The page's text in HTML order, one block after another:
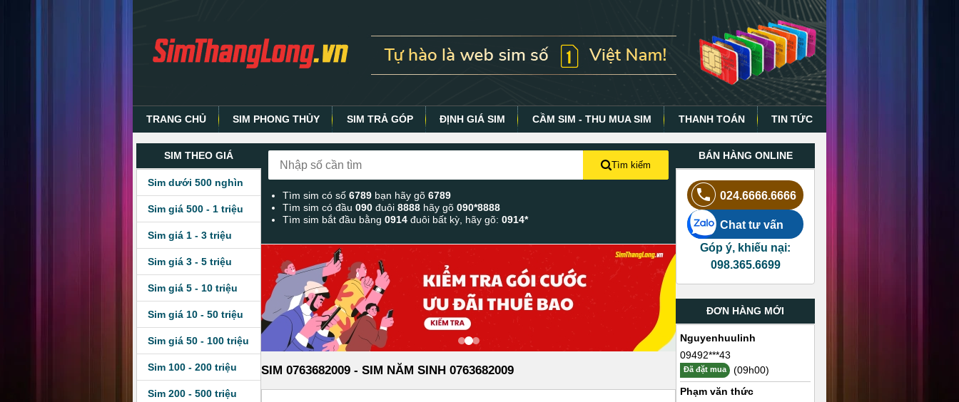
TRANG CHỦ SIM PHONG THỦY SIM TRẢ GÓP ĐỊNH GIÁ SIM CẦM SIM - THU MUA SIM THANH TOÁN TIN TỨC
SIM THEO GIÁ
Sim dưới 500 nghìn
Sim giá 500 - 1 triệu
Sim giá 1 - 3 triệu
Sim giá 3 - 5 triệu
Sim giá 5 - 10 triệu
Sim giá 10 - 50 triệu
Sim giá 50 - 100 triệu
Sim 100 - 200 triệu
Sim 200 - 500 triệu
Tìm kiếm
Tìm sim có số6789 bạn hãy gõ6789
Tìm sim có đầu090đuôi8888 hãy gõ090*8888
Tìm sim bắt đầu bằng0914 đuôi bất kỳ, hãy gõ:0914*
SIM 0763682009 - SIM NĂM SINH 0763682009
BÁN HÀNG ONLINE
024.6666.6666
Chat tư vấn
Góp ý, khiếu nại:
098.365.6699
ĐƠN HÀNG MỚI
Nguyenhuulinh
09492***43
Đã đặt mua
(09h00)
Phạm văn thức